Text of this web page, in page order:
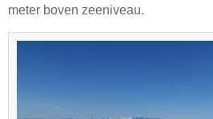
meter boven zeeniveau.